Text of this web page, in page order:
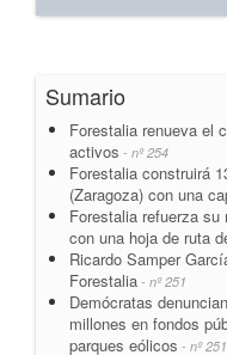
Sumario
Forestalia renueva el
activos - nº 254
Forestalia construirá
(Zaragoza) con una
Forestalia refuerza su
con una hoja de ruta
Ricardo Samper
Forestalia - nº 251
Demócratas
millones en fondos
parques eólicos - nº 251